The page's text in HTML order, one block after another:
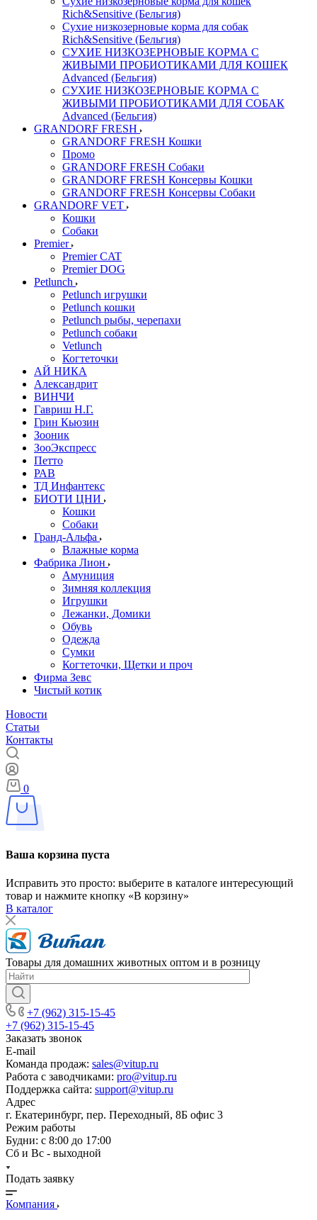
Rich&Sensitive (Бельгия)
Сухие низкозерновые корма для собак
Rich&Sensitive (Бельгия)
СУХИЕ НИЗКОЗЕРНОВЫЕ КОРМА С
ЖИВЫМИ ПРОБИОТИКАМИ ДЛЯ КОШЕК
Advanced (Бельгия)
СУХИЕ НИЗКОЗЕРНОВЫЕ КОРМА С
ЖИВЫМИ ПРОБИОТИКАМИ ДЛЯ СОБАК
Advanced (Бельгия)
GRANDORF FRESH
GRANDORF FRESH Кошки
Промо
GRANDORF FRESH Собаки
GRANDORF FRESH Консервы Кошки
GRANDORF FRESH Консервы Собаки
GRANDORF VET
Кошки
Собаки
Premier
Premier CAT
Premier DOG
Petlunch
Petlunch игрушки
Petlunch кошки
Petlunch рыбы, черепахи
Petlunch собаки
Vetlunch
Когтеточки
АЙ НИКА
Александрит
ВИНЧИ
Гавриш Н.Г.
Грин Кьюзин
Зооник
ЗооЭкспресс
Петто
РАВ
ТД Инфантекс
БИОТИ ЦНИ
Кошки
Собаки
Гранд-Альфа
Влажные корма
Фабрика Лион
Амуниция
Зимняя коллекция
Игрушки
Лежанки, Домики
Обувь
Одежда
Сумки
Когтеточки, Щетки и проч
Фирма Зевс
Чистый котик
Новости
Статьи
Контакты
0
Ваша корзина пуста
Исправить это просто: выберите в каталоге интересующий
товар и нажмите кнопку «В корзину»
В каталог
Товары для домашних животных оптом и в розницу
+7 (962) 315-15-45
+7 (962) 315-15-45
Заказать звонок
E-mail
Команда продаж: sales@vitup.ru
Работа с заводчиками: pro@vitup.ru
Поддержка сайта: support@vitup.ru
Адрес
г. Екатеринбург, пер. Переходный, 8Б офис 3
Режим работы
Будни: с 8:00 до 17:00
Сб и Вс - выходной
Подать заявку
Компания